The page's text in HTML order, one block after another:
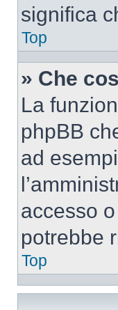
significa
Top
» Che
La
phpBB
ad
accesso
potrebbe
Top